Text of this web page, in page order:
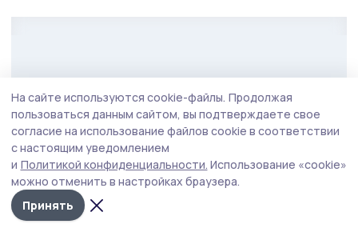
На сайте используются cookie-файлы. Продолжая
пользоваться данным сайтом, вы подтверждаете свое
согласие на использование файлов cookie в соответствии
с настоящим уведомлением
и Политикой конфиденциальности. Использование «cookie»
можно отменить в настройках браузера.
Принять